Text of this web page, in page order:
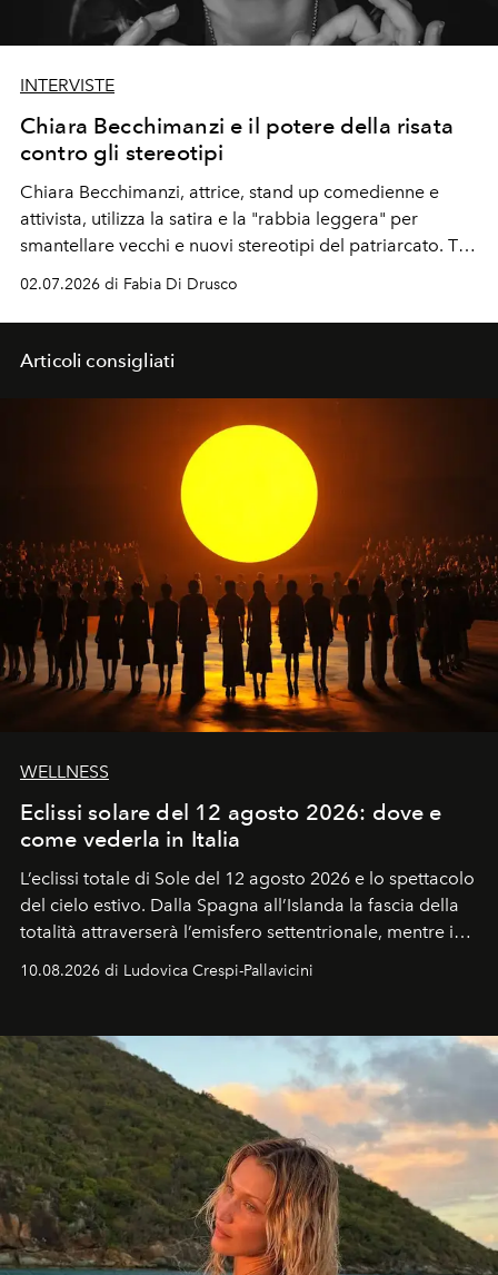
INTERVISTE
Chiara Becchimanzi e il potere della risata
contro gli stereotipi
Chiara Becchimanzi, attrice, stand up comedienne e
attivista, utilizza la satira e la "rabbia leggera" per
smantellare vecchi e nuovi stereotipi del patriarcato. Tra
della risata.
02.07.2026 di Fabia Di Drusco
Articoli consigliati
WELLNESS
Eclissi solare del 12 agosto 2026: dove e
come vederla in Italia
L’eclissi totale di Sole del 12 agosto 2026 e lo spettacolo
del cielo estivo. Dalla Spagna all’Islanda la fascia della
totalità attraverserà l’emisfero settentrionale, mentre in
spettacolare al Nord. Orari, città favorite e regole per
10.08.2026 di Ludovica Crespi-Pallavicini